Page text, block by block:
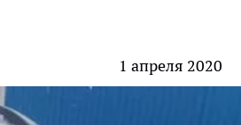
1 апреля 2020